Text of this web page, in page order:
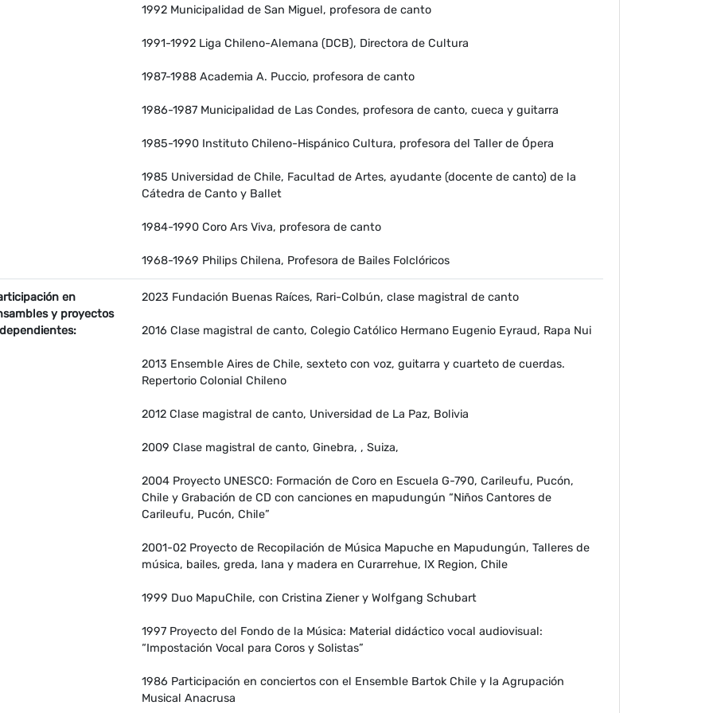
1992 Municipalidad de San Miguel, profesora de canto
1991-1992 Liga Chileno-Alemana (DCB), Directora de Cultura
1987-1988 Academia A. Puccio, profesora de canto
1986-1987 Municipalidad de Las Condes, profesora de canto, cueca y guitarra
1985-1990 Instituto Chileno-Hispánico Cultura, profesora del Taller de Ópera
1985 Universidad de Chile, Facultad de Artes, ayudante (docente de canto) de la
Cátedra de Canto y Ballet
1984-1990 Coro Ars Viva, profesora de canto
1968-1969 Philips Chilena, Profesora de Bailes Folclóricos
en
y proyectos
2023 Fundación Buenas Raíces, Rari-Colbún, clase magistral de canto
2016 Clase magistral de canto, Colegio Católico Hermano Eugenio Eyraud, Rapa Nui
2013 Ensemble Aires de Chile, sexteto con voz, guitarra y cuarteto de cuerdas.
Repertorio Colonial Chileno
2012 Clase magistral de canto, Universidad de La Paz, Bolivia
2009 Clase magistral de canto, Ginebra, , Suiza,
2004 Proyecto UNESCO: Formación de Coro en Escuela G-790, Carileufu, Pucón,
Chile y Grabación de CD con canciones en mapudungún “Niños Cantores de
Carileufu, Pucón, Chile”
2001-02 Proyecto de Recopilación de Música Mapuche en Mapudungún, Talleres de
música, bailes, greda, lana y madera en Curarrehue, IX Region, Chile
1999 Duo MapuChile, con Cristina Ziener y Wolfgang Schubart
1997 Proyecto del Fondo de la Música: Material didáctico vocal audiovisual:
“Impostación Vocal para Coros y Solistas”
1986 Participación en conciertos con el Ensemble Bartok Chile y la Agrupación
Musical Anacrusa